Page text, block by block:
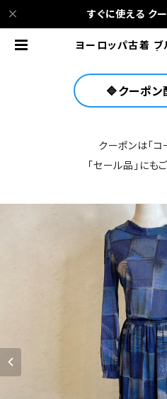
すぐに使える ク
ヨーロッパ古着
🔷クーポ
クーポンは「コ
「セール品」にも